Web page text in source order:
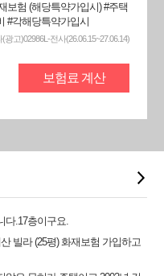
보험 (해당특약가입시) #주택
#각해당특약가입시
고)02986L-전사(26.06.15~27.06.14)
보험료 계산
다.17층이구요.
빌라 (25평) 화재보험 가입하고